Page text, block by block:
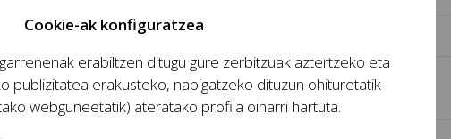
Cookie-ak konfiguratzea
erabiltzen ditugu gure zerbitzuak aztertzeko eta
publizitatea erakusteko, nabigatzeko dituzun ohituretatik
webguneetatik) ateratako profila oinarri hartuta.